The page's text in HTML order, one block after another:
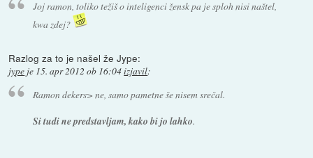
Joj ramon, toliko težiš o inteligenci žensk pa je sploh nisi naštel,
kwa zdej?
Razlog za to je našel že Jype:
jype je 15. apr 2012 ob 16:04izjavil:
Ramon dekers> ne, samo pametne še nisem srečal.
Si tudi ne predstavljam, kako bi jo lahko.